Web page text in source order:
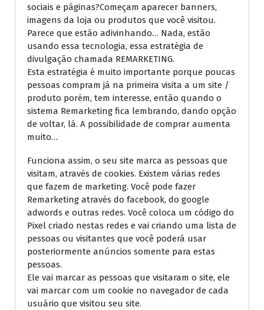
sociais e páginas?Começam aparecer banners,
imagens da loja ou produtos que você visitou.
Parece que estão adivinhando… Nada, estão
usando essa tecnologia, essa estratégia de
divulgação chamada REMARKETING.
Esta estratégia é muito importante porque poucas
pessoas compram já na primeira visita a um site /
produto porém, tem interesse, então quando o
sistema Remarketing fica lembrando, dando opção
de voltar, lá. A possibilidade de comprar aumenta
muito…
Funciona assim, o seu site marca as pessoas que
visitam, através de cookies. Existem várias redes
que fazem de marketing. Você pode fazer
Remarketing através do facebook, do google
adwords e outras redes. Você coloca um código do
Pixel criado nestas redes e vai criando uma lista de
pessoas ou visitantes que você poderá usar
posteriormente anúncios somente para estas
pessoas.
Ele vai marcar as pessoas que visitaram o site, ele
vai marcar com um cookie no navegador de cada
usuário que visitou seu site.